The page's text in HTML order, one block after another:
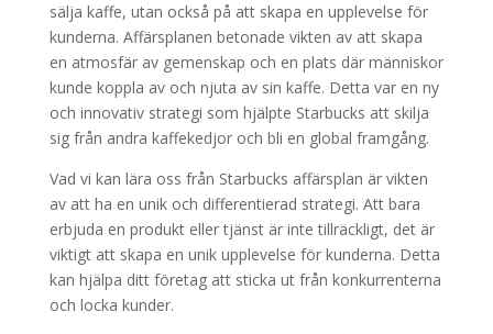
sälja kaffe, utan också på att skapa en upplevelse för
kunderna. Affärsplanen betonade vikten av att skapa
en atmosfär av gemenskap och en plats där människor
kunde koppla av och njuta av sin kaffe. Detta var en ny
och innovativ strategi som hjälpte Starbucks att skilja
sig från andra kaffekedjor och bli en global framgång.
Vad vi kan lära oss från Starbucks affärsplan är vikten
av att ha en unik och differentierad strategi. Att bara
erbjuda en produkt eller tjänst är inte tillräckligt, det är
viktigt att skapa en unik upplevelse för kunderna. Detta
kan hjälpa ditt företag att sticka ut från konkurrenterna
och locka kunder.